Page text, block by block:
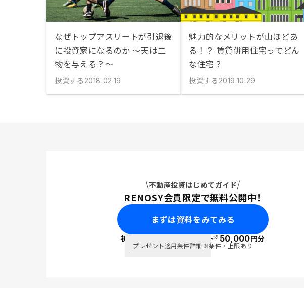
なぜトップアスリートが引退後
に投資家になるのか ～天は二
物を与える？～
投資する 2018.02.19
魅力的なメリットが山ほどあ
る！？ 賃貸併用住宅ってどん
な住宅？
投資する 2019.10.29
不動産投資はじめてガイド
RENOSY会員限定で無料公開中！
まずは資料をみてみる
初回面談で ポイント※50,000円分
プレゼント適用条件詳細※条件・上限あり